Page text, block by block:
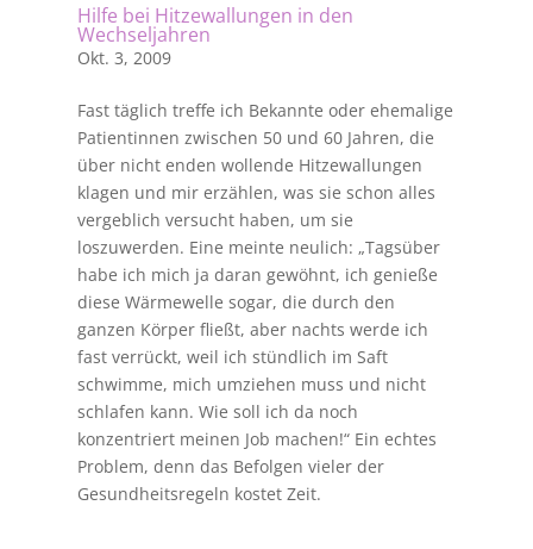
Hilfe bei Hitzewallungen in den
Wechseljahren
Okt. 3, 2009
Fast täglich treffe ich Bekannte oder ehemalige
Patientinnen zwischen 50 und 60 Jahren, die
über nicht enden wollende Hitzewallungen
klagen und mir erzählen, was sie schon alles
vergeblich versucht haben, um sie
loszuwerden. Eine meinte neulich: „Tagsüber
habe ich mich ja daran gewöhnt, ich genieße
diese Wärmewelle sogar, die durch den
ganzen Körper fließt, aber nachts werde ich
fast verrückt, weil ich stündlich im Saft
schwimme, mich umziehen muss und nicht
schlafen kann. Wie soll ich da noch
konzentriert meinen Job machen!“ Ein echtes
Problem, denn das Befolgen vieler der
Gesundheitsregeln kostet Zeit.